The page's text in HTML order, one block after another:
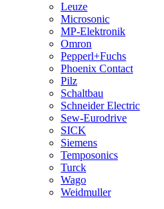
Leuze
Microsonic
MP-Elektronik
Omron
Pepperl+Fuchs
Phoenix Contact
Pilz
Schaltbau
Schneider Electric
Sew-Eurodrive
SICK
Siemens
Temposonics
Turck
Wago
Weidmuller